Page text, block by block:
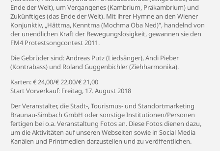
Ende der Welt), um Vergangenes (Kambrium, Präkambrium) und
Zukünftiges (das Ende der Welt). Mit ihrer Hymne an den Wiener
Konjunktiv, „Hättma, Kenntma (Mochma Oba Ned)“, handelnd von
der unendlichen Kraft der Bewegungslosigkeit, gewannen sie den
FM4 Protestsongcontest 2011.
Die Gebrüder sind: Andreas Putz (Liedsänger), Andi Pieber
(Kontrabass) und Roland Guggenbichler (Ziehharmonika).
Karten: € 24,00/€ 22,00/€ 21,00
Start Vorverkauf: Freitag, 17. August 2018
Der Veranstalter, die Stadt-, Tourismus- und Standortmarketing
Braunau-Simbach GmbH oder sonstige Institutionen/Personen
fertigen bei o.a. Veranstaltung Fotos an. Diese Fotos dienen dazu,
um die Aktivitäten auf unseren Webseiten sowie in Social Media
Kanälen und Printmedien darzustellen und zu veröffentlichen.